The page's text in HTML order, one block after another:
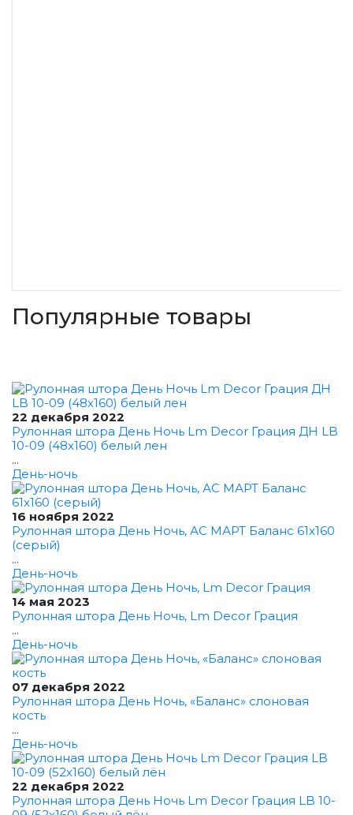
Популярные товары
22 декабря 2022
Рулонная штора День Ночь Lm Decor Грация ДН LB
10-09 (48x160) белый лен
...
День-ночь
16 ноября 2022
Рулонная штора День Ночь, АС МАРТ Баланс 61x160
(серый)
...
День-ночь
14 мая 2023
Рулонная штора День Ночь, Lm Decor Грация
...
День-ночь
07 декабря 2022
Рулонная штора День Ночь, «Баланс» слоновая
кость
...
День-ночь
22 декабря 2022
Рулонная штора День Ночь Lm Decor Грация LB 10-